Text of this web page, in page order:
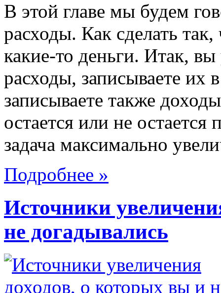
В этой главе мы будем
расходы. Как сделать
какие-то деньги. Итак,
расходы, записываете их
записываете также
остается или не остается
задача максимально
Подробнее »
Источники
не догадывались